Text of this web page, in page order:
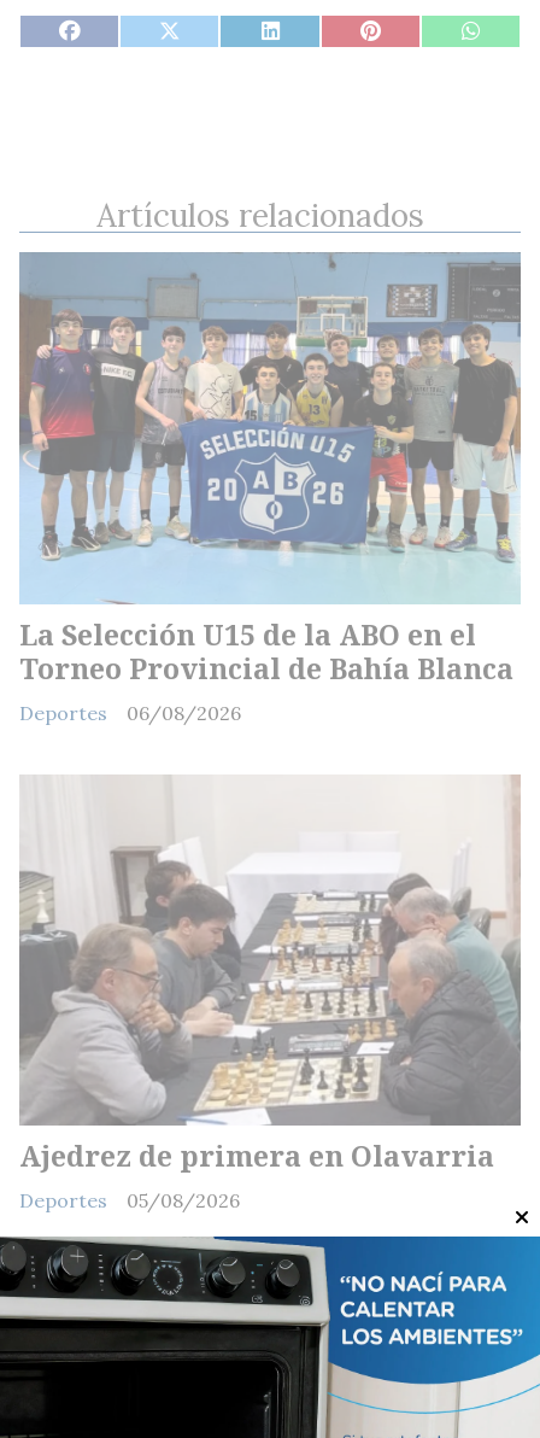
Artículos relacionados
La Selección U15 de la ABO en el
Torneo Provincial de Bahía Blanca
Deportes 06/08/2026
Ajedrez de primera en Olavarria
Deportes 05/08/2026